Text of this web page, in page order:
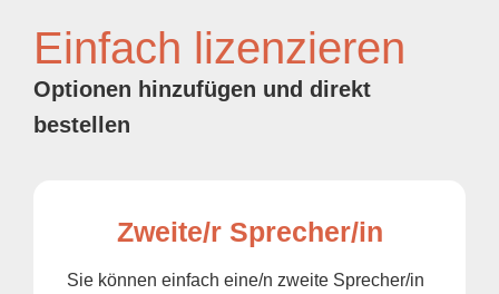
Einfach lizenzieren
Optionen hinzufügen und direkt
bestellen
Zweite/r Sprecher/in
Sie können einfach eine/n zweite Sprecher/in